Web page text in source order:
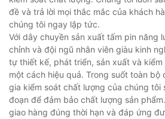
đề và trả lời mọi thắc mắc của khách
chúng tôi ngay lập tức.
Với dây chuyền sản xuất tấm pin năng
chỉnh và đội ngũ nhân viên giàu kinh
tự thiết kế, phát triển, sản xuất và
một cách hiệu quả. Trong suốt toàn bộ
gia kiểm soát chất lượng của chúng tôi
đoạn để đảm bảo chất lượng sản
giao hàng đúng thời hạn và đáp ứng